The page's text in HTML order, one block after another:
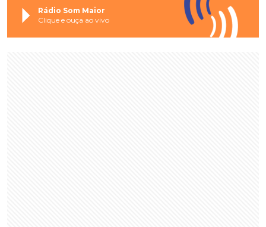
Rádio Som Maior
Clique e ouça ao vivo